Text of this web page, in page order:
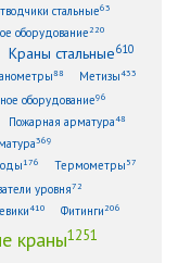
стальные63
оборудование220
Краны стальные610
88 Метизы433
оборудование96
Пожарная арматура48
369
176 Термометры 57
уровня72
410 Фитинги206
краны1251